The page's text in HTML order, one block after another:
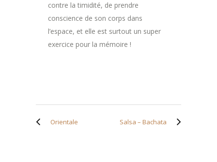
contre la timidité, de prendre
conscience de son corps dans
l’espace, et elle est surtout un super
exercice pour la mémoire !
Orientale Salsa – Bachata